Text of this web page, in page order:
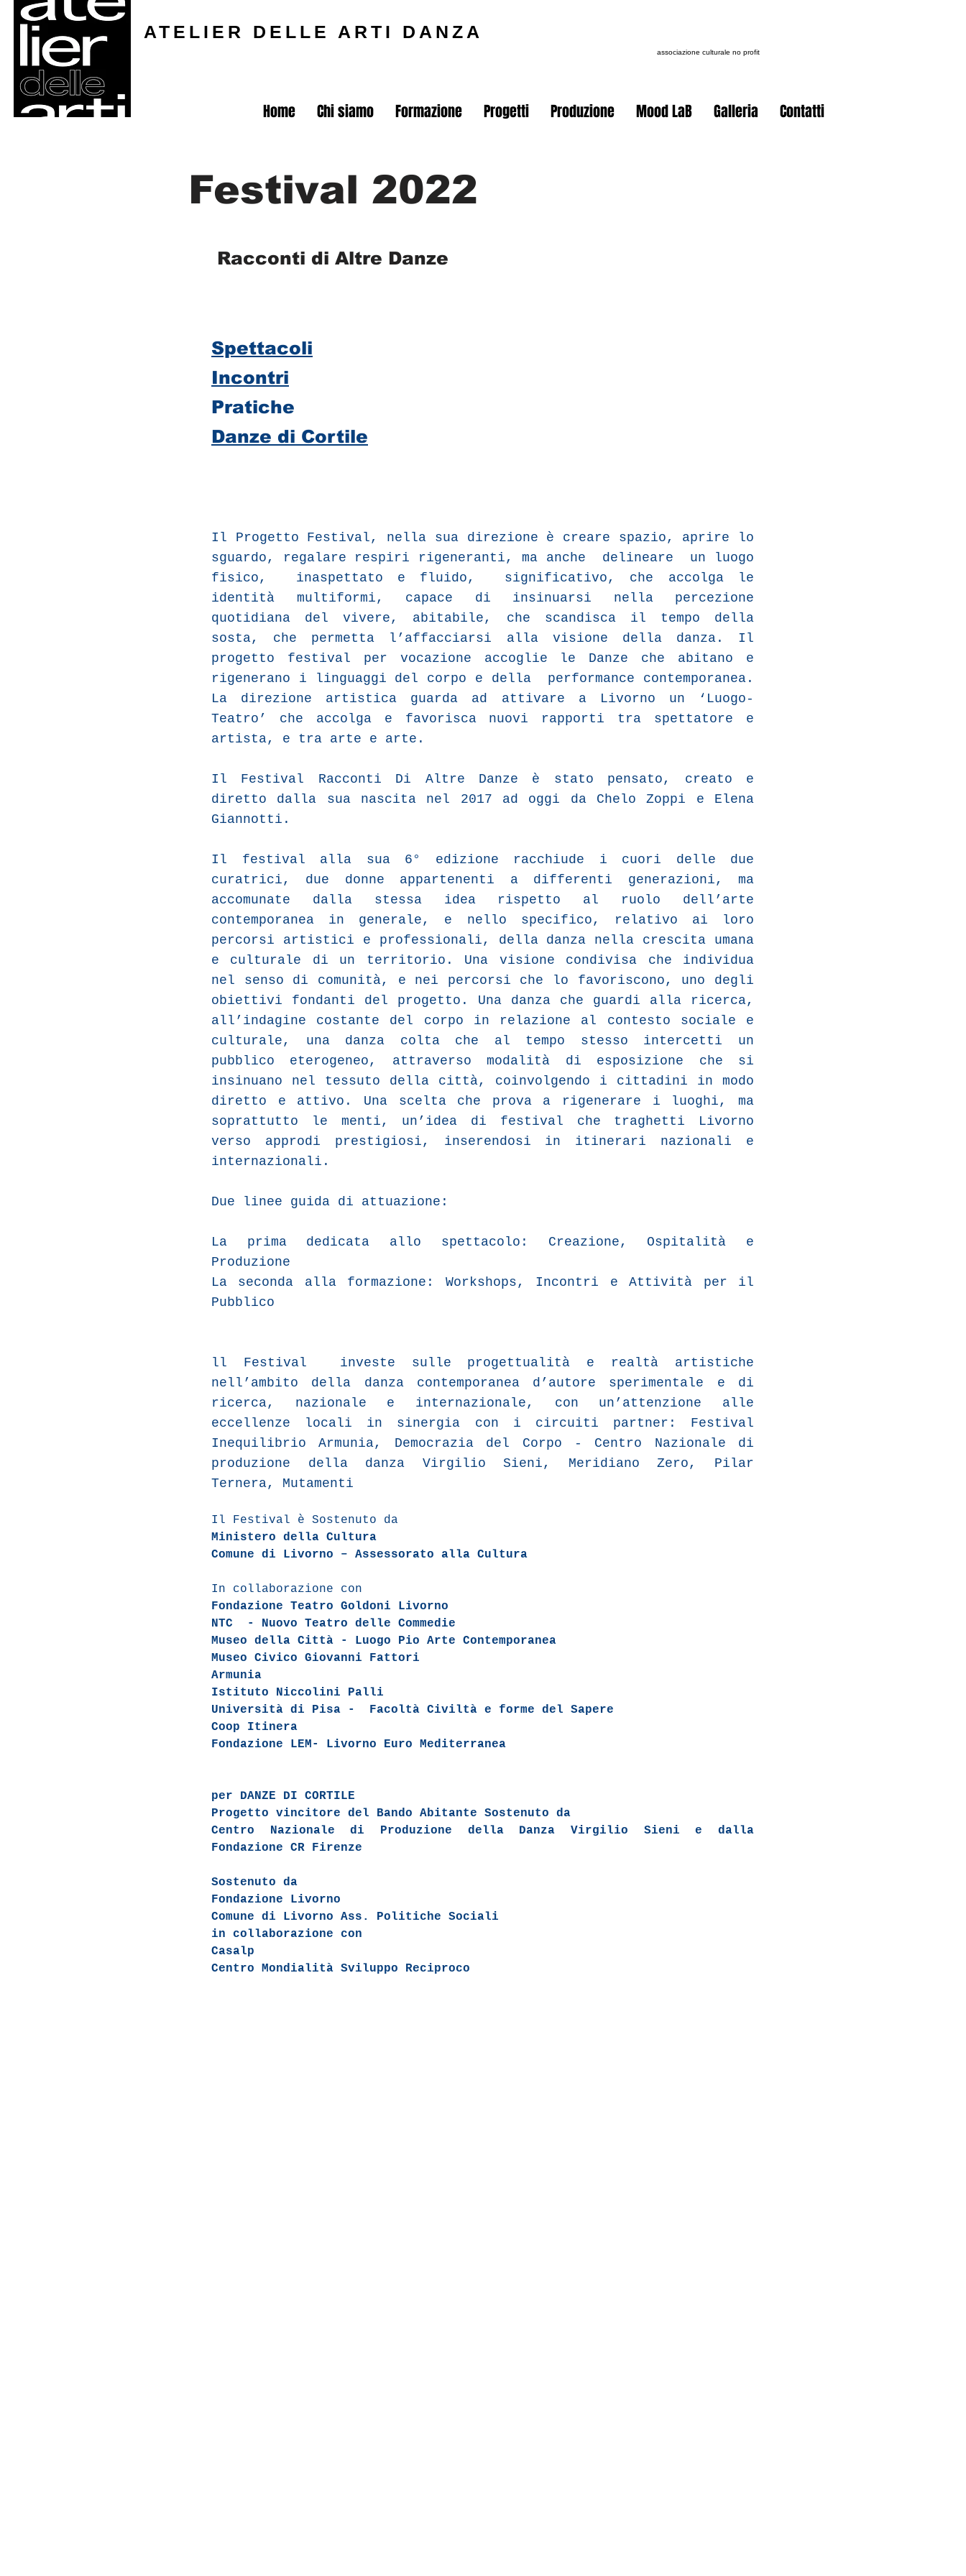
ATELIER DELLE ARTI DANZA
associazione culturale no profit
Home Chi siamo Formazione Progetti Produzione Mood LaB Galleria Contatti
Festival 2022
Racconti di Altre Danze
Spettacoli
Incontri
Pratiche
Danze di Cortile
Il Progetto Festival, nella sua direzione è creare spazio, aprire lo
sguardo, regalare respiri rigeneranti, ma anche delineare un luogo
fisico, inaspettato e fluido, significativo, che accolga le
identità multiformi, capace di insinuarsi nella percezione
quotidiana del vivere, abitabile, che scandisca il tempo della
sosta, che permetta l’affacciarsi alla visione della danza. Il
progetto festival per vocazione accoglie le Danze che abitano e
rigenerano i linguaggi del corpo e della performance contemporanea.
La direzione artistica guarda ad attivare a Livorno un ‘Luogo-
Teatro’ che accolga e favorisca nuovi rapporti tra spettatore e
artista, e tra arte e arte.
Il Festival Racconti Di Altre Danze è stato pensato, creato e
diretto dalla sua nascita nel 2017 ad oggi da Chelo Zoppi e Elena
Giannotti.
Il festival alla sua 6° edizione racchiude i cuori delle due
curatrici, due donne appartenenti a differenti generazioni, ma
accomunate dalla stessa idea rispetto al ruolo dell’arte
contemporanea in generale, e nello specifico, relativo ai loro
percorsi artistici e professionali, della danza nella crescita umana
e culturale di un territorio. Una visione condivisa che individua
nel senso di comunità, e nei percorsi che lo favoriscono, uno degli
obiettivi fondanti del progetto. Una danza che guardi alla ricerca,
all’indagine costante del corpo in relazione al contesto sociale e
culturale, una danza colta che al tempo stesso intercetti un
pubblico eterogeneo, attraverso modalità di esposizione che si
insinuano nel tessuto della città, coinvolgendo i cittadini in modo
diretto e attivo. Una scelta che prova a rigenerare i luoghi, ma
soprattutto le menti, un’idea di festival che traghetti Livorno
verso approdi prestigiosi, inserendosi in itinerari nazionali e
internazionali.
Due linee guida di attuazione:
La prima dedicata allo spettacolo: Creazione, Ospitalità e
Produzione
La seconda alla formazione: Workshops, Incontri e Attività per il
Pubblico
ll Festival investe sulle progettualità e realtà artistiche
nell’ambito della danza contemporanea d’autore sperimentale e di
ricerca, nazionale e internazionale, con un’attenzione alle
eccellenze locali in sinergia con i circuiti partner: Festival
Inequilibrio Armunia, Democrazia del Corpo - Centro Nazionale di
produzione della danza Virgilio Sieni, Meridiano Zero, Pilar
Ternera, Mutamenti
Il Festival è Sostenuto da
Ministero della Cultura
Comune di Livorno – Assessorato alla Cultura
In collaborazione con
Fondazione Teatro Goldoni Livorno
NTC - Nuovo Teatro delle Commedie
Museo della Città - Luogo Pio Arte Contemporanea
Museo Civico Giovanni Fattori
Armunia
Istituto Niccolini Palli
Università di Pisa - Facoltà Civiltà e forme del Sapere
Coop Itinera
Fondazione LEM- Livorno Euro Mediterranea
per DANZE DI CORTILE
Progetto vincitore del Bando Abitante Sostenuto da
Centro Nazionale di Produzione della Danza Virgilio Sieni e dalla
Fondazione CR Firenze
Sostenuto da
Fondazione Livorno
Comune di Livorno Ass. Politiche Sociali
in collaborazione con
Casalp
Centro Mondialità Sviluppo Reciproco